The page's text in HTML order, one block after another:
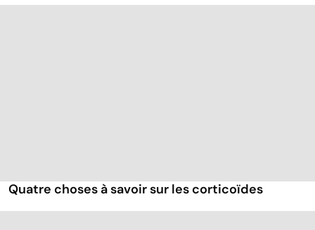
Quatre choses à savoir sur les corticoïdes